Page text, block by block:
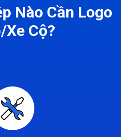
Nào Cần Logo
Xe Cộ?